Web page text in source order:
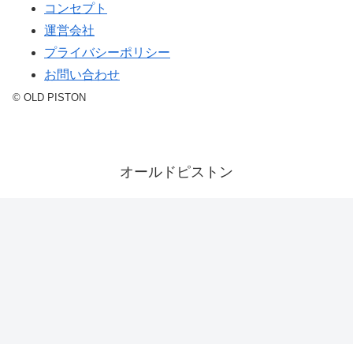
コンセプト
運営会社
プライバシーポリシー
お問い合わせ
© OLD PISTON
オールドピストン